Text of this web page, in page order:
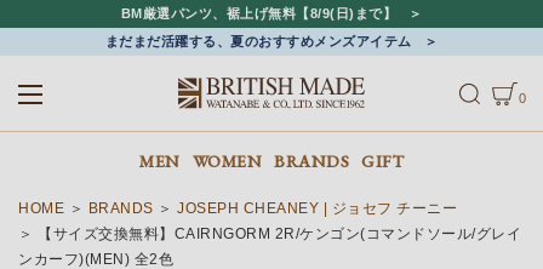
BM厳選パンツ、裾上げ無料【8/9(日)まで】
まだまだ活躍する、夏のおすすめメンズアイテム
0
MEN WOMEN BRANDS GIFT
HOME BRANDS
JOSEPH CHEANEY | ジョセフ チーニー
【サイズ交換無料】CAIRNGORM 2R/ケンゴン(コマンドソール/グレイ
ンカーフ)(MEN) 全2色